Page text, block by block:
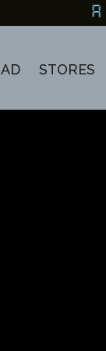
A
STORES